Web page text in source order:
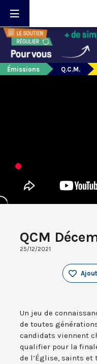
Émissions Q.C.M.
QCM
25/12/2021
Un jeu de
de toutes
candidats viennent
qualifier pour la
de l’Église, saints et